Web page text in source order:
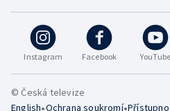
Instagram Facebook YouTube
© Česká televize
English•Ochrana soukromí•